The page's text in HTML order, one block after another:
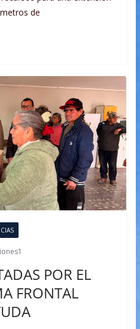
de
POR EL
FRONTAL